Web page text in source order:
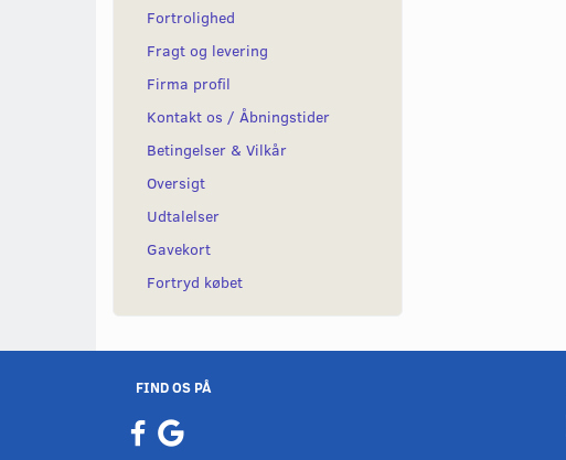
Fortrolighed
Fragt og levering
Firma profil
Kontakt os / Åbningstider
Betingelser & Vilkår
Oversigt
Udtalelser
Gavekort
Fortryd købet
FIND OS PÅ